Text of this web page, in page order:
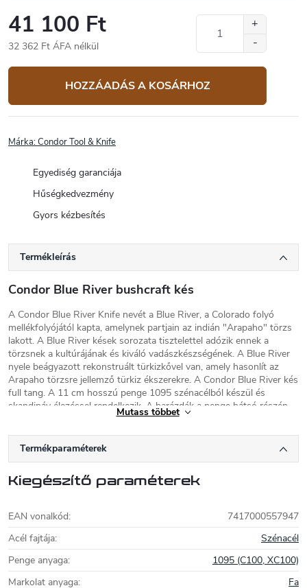
41 100 Ft
32 362 Ft ÁFA nélkül
HOZZÁADÁS A KOSÁRHOZ
Márka:Condor Tool & Knife
Egyediség garanciája
Hűségkedvezmény
Gyors kézbesítés
Termékleírás
Condor Blue River bushcraft kés
A Condor Blue River Knife nevét a Blue River, a Colorado folyó
mellékfolyójától kapta, amelynek partjain az indián "Arapaho" törzs
lakott. A Blue River kések sorozata tisztelettel adózik ennek a
törzsnek a kultúrájának és kiváló vadászkészségének. A Blue River
nyele beágyazott rekonstruált türkizkővel van, amely hasonlít az
Arapaho törzsre jellemző türkiz ékszerekre. A Condor Blue River kés
full tang. A 11 cm hosszú penge 1095 szénacélból készül és
skandináv élezéssel rendelkezik. A barázdák a penge hátsó részén
segít a finom vágásban. Diófából készült markolat a behelyezett
jár hozzá.
az Imacasa multinacionális vállalat része, és
nagy múltra tekint vissza. A kések mellett a
Condor Tool & Knife bozótvágó késeket és fejszéket is gyárt.A
márka minden termékét a szabadtéri sportok szerelmeseinek
tervezték, és az egyszerűség és a megbízhatóság jellemzi őket. A
Mutass többet
Termékparaméterek
Kiegészítő paraméterek
EAN vonalkód:
7417000557947
Acél fajtája:
Szénacél
Penge anyaga:
1095 (C100, XC100)
Markolat anyaga:
Fa